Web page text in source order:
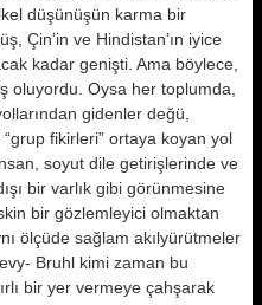
düşünüşün karma bir
Çin’in ve Hindistan’ın iyice
kadar genişti. Ama böylece,
oluyordu. Oysa her toplumda,
gidenler değü,
fikirleri” ortaya koyan yol
soyut dile getirişlerinde ve
bir varlık gi­bi görünmesine
bir gözlemleyici ol­maktan
ölçüde sağlam akılyürütmeler
Bruhl kimi zaman bu
bir yer vermeye çahşarak